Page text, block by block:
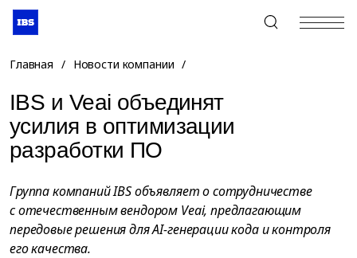
+7 (495) 967-80-80
Главная / Новости компании /
IBS и Veai объединят
усилия в оптимизации
разработки ПО
Группа компаний IBS объявляет о сотрудничестве
с отечественным вендором Veai, предлагающим
передовые решения для AI-генерации кода и контроля
его качества.